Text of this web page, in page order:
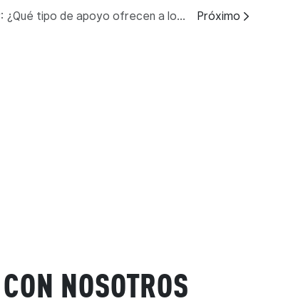
P: ¿Qué tipo de apoyo ofrecen a los distribuidores? Próximo
NOSOTROS